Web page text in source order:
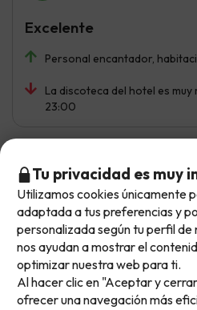
Personal encantador,
La discoteca del hotel es
23:00
Excelente
Cristina Viajó con
Febrero 2025
Lo mejor el personal de
camareros Pedro ,Sara Alex
profesionales.Tambienel
encantador.
Excelente
No llegas tarde: llegas
Este chollo ya ha caducado,
nuevas oportunidades para
menos.
Apúntate y que el próximo
Tu privacidad es muy
Utilizamos cookies únicamente
adaptada a tus preferencias y
personalizada según tu perfil de
nos ayudan a mostrar el
optimizar nuestra web para ti.
Al hacer clic en "Aceptar y
ofrecer una navegación más